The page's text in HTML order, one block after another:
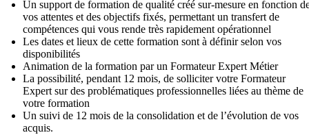
Un support de formation de qualité créé sur-mesure en fonction
vos attentes et des objectifs fixés, permettant un transfert de
compétences qui vous rende très rapidement opérationnel
Les dates et lieux de cette formation sont à définir selon vos
disponibilités
Animation de la formation par un Formateur Expert Métier
La possibilité, pendant 12 mois, de solliciter votre Formateur
Expert sur des problématiques professionnelles liées au thème de
votre formation
Un suivi de 12 mois de la consolidation et de l’évolution de vos
acquis.